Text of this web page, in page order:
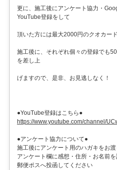
更に、施工後にアンケート協力・
YouTube登録をして
頂いた方には最大2000円のクオカー
施工後に、それぞれ個々の登録でも
を差し上
げますので、是非、お見逃しなく！
●YouTube登録はこちら●
https://www.youtube.com/channel/
●アンケート協力について●
施工後にアンケート用のハガキをお渡
アンケート欄に感想・住所・お名前を
郵便ポスへ投函してください